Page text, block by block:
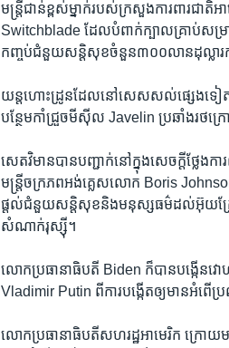
មន្ត្រី​ជាន់​ខ្ពស់​ម្នាក់​របស់​ក្រសួង​ការពារ​ជ
Switchblade ដែល​បំពាក់​ក្បាល​គ្រាប់​សម្រ
កញ្ចប់​ជំនួយ​សន្តិសុខ​ចំនួន​៣០០​លាន​ដុល្លា
យន្តហោះ​ដ្រូន​ដែល​នៅ​សេសសល់​ផ្សេង​ទៀត
បន្ថែម​កាំជ្រួច​មីស៊ីល Javelin ប្រឆាំង​រថក្
សេតវិមានបាន​បញ្ជាក់​នៅ​ក្នុង​សេចក្តី​ថ្លែ
មន្ត្រី​ចក្រភព​អង់គ្លេស​លោក Boris
ផ្តល់​ជំនួយ​សន្តិសុខ​និង​មនុស្សធម៌​ដល់​អ៊ុយក្រែ
សំណាក់រុស្ស៊ី។
លោក​ប្រធានាធិបតី Biden ក៏​បាន​បង្កើន​វ
Vladimir Putin ពី​ការ​បង្កើតឲ្យ​មាន​អំព
លោក​ប្រធានាធិបតី​សហរដ្ឋ​អាមេរិក ក្រោយ